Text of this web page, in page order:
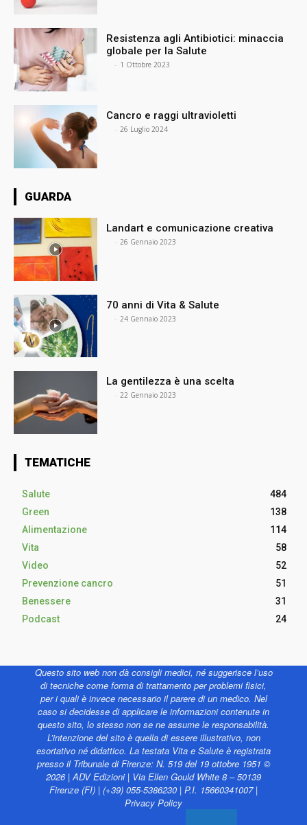
Resistenza agli Antibiotici: minaccia
globale per la Salute
- 1 Ottobre 2023
Cancro e raggi ultravioletti
- 26 Luglio 2024
GUARDA
Landart e comunicazione creativa
- 26 Gennaio 2023
70 anni di Vita & Salute
- 24 Gennaio 2023
La gentilezza è una scelta
- 22 Gennaio 2023
TEMATICHE
Salute
484
Green
138
Alimentazione
114
Vita
58
Video
52
Prevenzione cancro
51
Benessere
31
Podcast
24
Questo sito web non dà consigli medici, né suggerisce l’uso
di tecniche come forma di trattamento per problemi fisici,
per i quali è invece necessario il parere di un medico. Nel
caso si decidesse di applicare le informazioni contenute in
questo sito, lo stesso non se ne assume le responsabilità.
L’intenzione del sito è quella di essere illustrativo, non
esortativo né didattico. La testata Vita e Salute è registrata
presso il Tribunale di Firenze: N. 519 del 19 ottobre 1951 ©
2026 | ADV Edizioni | Via Ellen Gould White 8 – 50139
Firenze (FI) | (+39) 055-5386230 | P.I. 15660341007 |
Privacy Policy